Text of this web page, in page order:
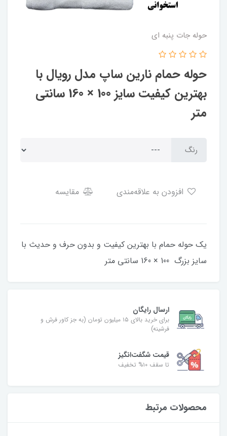
حوله جات پنبه ای
حوله حمام نارین ساپ مدل رویال با
بهترین کیفیت سایز 100 × 160 سانتی
متر
رنگ
مقایسه
یک حوله حمام با بهترین کیفیت و بدون حرف و حدیث با
سایز بزرگ 100 × 160 سانتی متر
ارسال رایگان
برای خرید بالای ۱۵ میلیون تومان (به جز کاور فرش و
فرشینه)
قیمت شگفت‌انگیز
تا سقف ۱۰% تخفیف
محصولات مرتبط